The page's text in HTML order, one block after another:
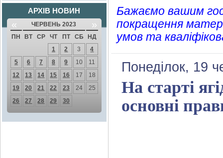
АРХІВ НОВИН
« ЧЕРВЕНЬ 2023 »
ПН ВТ СР ЧТ ПТ СБ
НД
1
2 3
4
5
6 7 8 9 10
11
12
13 14 15 16 17
18
19
20 21 22 23 24
25
26
27 28 29 30
Бажаємо вашим
покращення
умов та
Понеділок, 19
На старті
основні